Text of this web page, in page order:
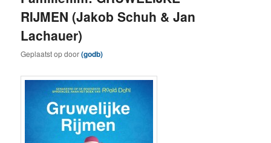
RIJMEN (Jakob Schuh & Jan
Lachauer)
Geplaatst opdoor(godb)